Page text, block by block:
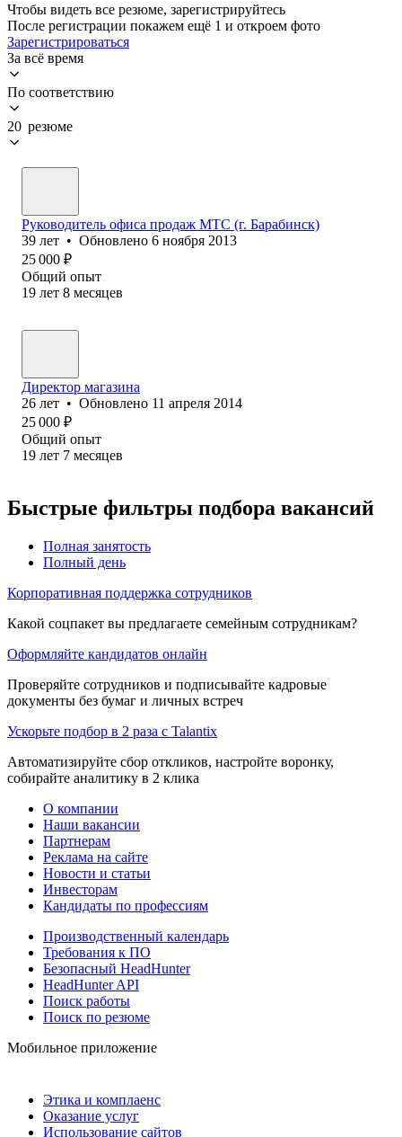
Чтобы видеть все резюме, зарегистрируйтесь
После регистрации покажем ещё 1 и откроем фото
Зарегистрироваться
За всё время
По соответствию
20 резюме
Руководитель офиса продаж МТС (г. Барабинск)
39 лет • Обновлено 6 ноября 2013
25 000 ₽
Общий опыт
19 лет 8 месяцев
Директор магазина
26 лет • Обновлено 11 апреля 2014
25 000 ₽
Общий опыт
19 лет 7 месяцев
Быстрые фильтры подбора вакансий
Полная занятость
Полный день
Корпоративная поддержка сотрудников
Какой соцпакет вы предлагаете семейным сотрудникам?
Оформляйте кандидатов онлайн
Проверяйте сотрудников и подписывайте кадровые
документы без бумаг и личных встреч
Ускорьте подбор в 2 раза с Talantix
Автоматизируйте сбор откликов, настройте воронку,
собирайте аналитику в 2 клика
О компании
Наши вакансии
Партнерам
Реклама на сайте
Новости и статьи
Инвесторам
Кандидаты по профессиям
Производственный календарь
Требования к ПО
Безопасный HeadHunter
HeadHunter API
Поиск работы
Поиск по резюме
Мобильное приложение
Этика и комплаенс
Оказание услуг
Использование сайтов